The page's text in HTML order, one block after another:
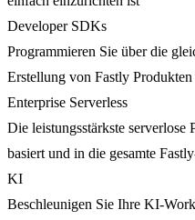
Developer SDKs
Programmieren Sie über die
Erstellung von Fastly
Enterprise Serverless
Die leistungsstärkste serverlose
basiert und in die gesamte
KI
Beschleunigen Sie Ihre KI-